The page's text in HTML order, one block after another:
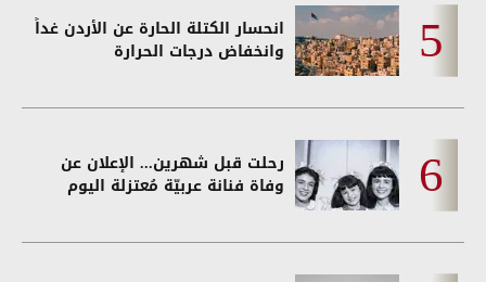
انحسار الكتلة الحارة عن الأردن غداً
وانخفاض درجات الحرارة
رحلت قبل شهرين... الإعلان عن
وفاة فنانة عربيّة مُعتزلة اليوم